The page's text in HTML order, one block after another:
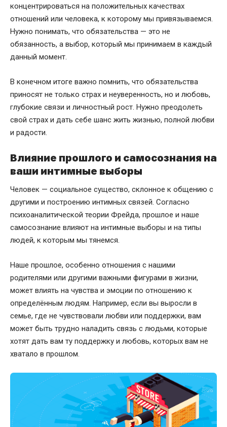
концентрироваться на положительных качествах
отношений или человека, к которому мы привязываемся.
Нужно понимать, что обязательства — это не
обязанность, а выбор, который мы принимаем в каждый
данный момент.
В конечном итоге важно помнить, что обязательства
приносят не только страх и неуверенность, но и любовь,
глубокие связи и личностный рост. Нужно преодолеть
свой страх и дать себе шанс жить жизнью, полной любви
и радости.
Влияние прошлого и самосознания на
ваши интимные выборы
Человек — социальное существо, склонное к общению с
другими и построению интимных связей. Согласно
психоаналитической теории Фрейда, прошлое и наше
самосознание влияют на интимные выборы и на типы
людей, к которым мы тянемся.
Наше прошлое, особенно отношения с нашими
родителями или другими важными фигурами в жизни,
может влиять на чувства и эмоции по отношению к
определённым людям. Например, если вы выросли в
семье, где не чувствовали любви или поддержки, вам
может быть трудно наладить связь с людьми, которые
хотят дать вам ту поддержку и любовь, которых вам не
хватало в прошлом.